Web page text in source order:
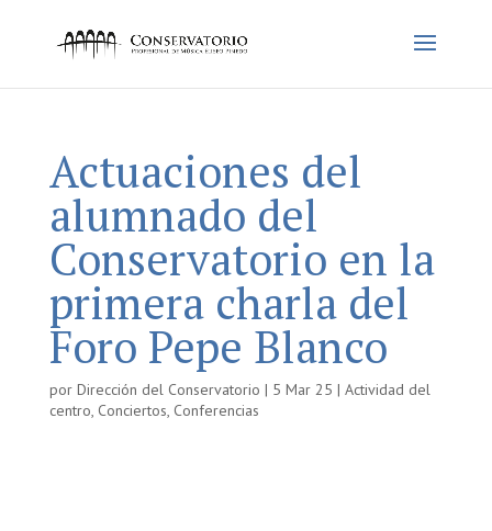
Actuaciones del
alumnado del
Conservatorio en la
primera charla del
Foro Pepe Blanco
por Dirección del Conservatorio | 5 Mar 25 | Actividad del
centro, Conciertos, Conferencias